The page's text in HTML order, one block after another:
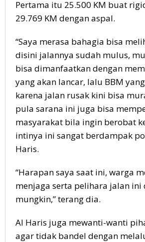
Pertama itu 25.500 KM buat
29.769 KM dengan aspal.
“Saya merasa bahagia bisa
disini jalannya sudah mulus,
bisa dimanfaatkan dengan
yang akan lancar, lalu BBM
karena jalan rusak kini bisa
pula sarana ini juga bisa
masyarakat bila ingin berobat
intinya ini sangat berdampak
Haris.
“Harapan saya saat ini, warga
menjaga serta pelihara jalan ini
mungkin,” terang dia.
Al Haris juga mewanti-wanti
agar tidak bandel dengan